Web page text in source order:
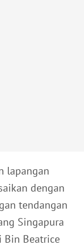
lapangan
dengan
tendangan
Singapura
Bin Beatrice